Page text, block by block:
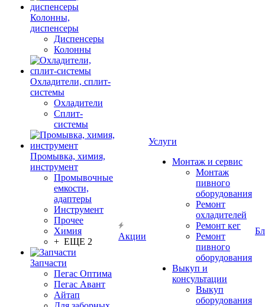
Колонны,
диспенсеры
Диспенсеры
Колонны
Охладители, сплит-
системы
Охладители
Сплит-
системы
Промывка, химия,
инструмент
Промывочные
емкости,
адаптеры
Инструмент
Прочее
Химия
+ ЕЩЕ 2
Запчасти
Пегас Оптима
Пегас Авант
Айтап
Акции
Услуги
Монтаж и сервис
Монтаж
пивного
оборудования
Ремонт
охладителей
Ремонт кег
Ремонт
пивного
оборудования
Выкуп и
консультации
Выкуп
оборудования